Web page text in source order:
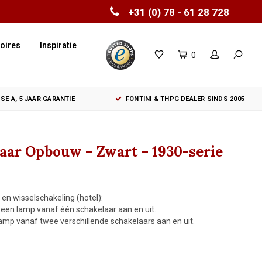
+31 (0) 78 - 61 28 728
Inspiratie
0
A, 5 JAAR GARANTIE FONTINI & THPG DEALER SINDS 2005
Opbouw – Zwart – 1930-serie
wisselschakeling (hotel):
lamp vanaf één schakelaar aan en uit.
vanaf twee verschillende schakelaars aan en uit.